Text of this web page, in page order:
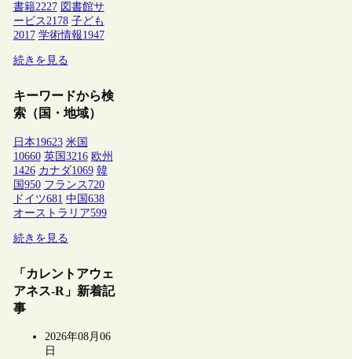
書籍2227 図書館サ
ービス2178 子ども
2017 学術情報1947
続きを見る
キーワードから検
索（国・地域）
日本19623 米国
10660 英国 3216 欧州
1426 カナダ1069 韓
国 950 フランス 720
ドイツ681 中国 638
オーストラリア599
続きを見る
「カレントアウェ
アネス-R」新着記
事
2026年08月06
日